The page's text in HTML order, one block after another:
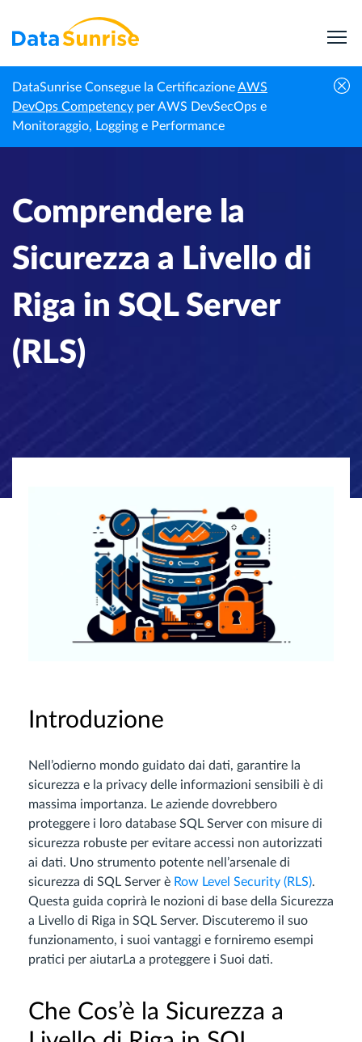
DataSunrise Consegue la CertificazioneAWS
DevOps Competency per AWS DevSecOps e
Monitoraggio, Logging e Performance
Homepage
Centro di
Conoscenza
Comprendere la Sicurezza a Livello di Riga
in SQL Server (RLS)
Comprendere la
Sicurezza a Livello di
Riga in SQL Server
(RLS)
Introduzione
Nell’odierno mondo guidato dai dati, garantire la
sicurezza e la privacy delle informazioni sensibili è di
massima importanza. Le aziende dovrebbero
proteggere i loro database SQL Server con misure di
sicurezza robuste per evitare accessi non autorizzati
ai dati. Uno strumento potente nell’arsenale di
sicurezza di SQL Server è Row Level Security (RLS).
Questa guida coprirà le nozioni di base della Sicurezza
a Livello di Riga in SQL Server. Discuteremo il suo
funzionamento, i suoi vantaggi e forniremo esempi
pratici per aiutarLa a proteggere i Suoi dati.
Che Cos’è la Sicurezza a